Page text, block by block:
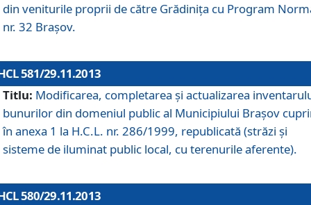
din veniturile proprii de către Grădiniţa cu Program
nr. 32 Braşov.
581/29.11.2013
Titlu: Modificarea, completarea şi actualizarea
bunurilor din domeniul public al Municipiului Braşov
în anexa 1 la H.C.L. nr. 286/1999, republicată (străzi şi
sisteme de iluminat public local, cu terenurile aferente).
580/29.11.2013